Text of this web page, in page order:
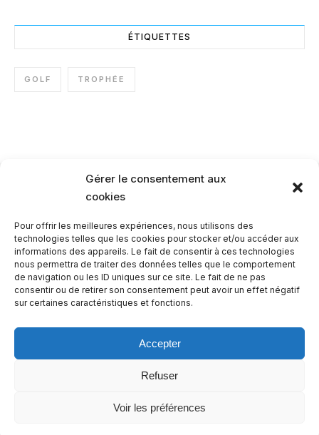
Gérer le consentement aux
cookies
Pour offrir les meilleures expériences, nous utilisons des
technologies telles que les cookies pour stocker et/ou accéder aux
informations des appareils. Le fait de consentir à ces technologies
nous permettra de traiter des données telles que le comportement
de navigation ou les ID uniques sur ce site. Le fait de ne pas
consentir ou de retirer son consentement peut avoir un effet négatif
sur certaines caractéristiques et fonctions.
Accepter
Refuser
Voir les préférences
ÉTIQUETTES
GOLF TROPHÉE
Copyright © 2026. CréationSPCONSULTING INFORMATIQUE.
MENTIONS LÉGALES